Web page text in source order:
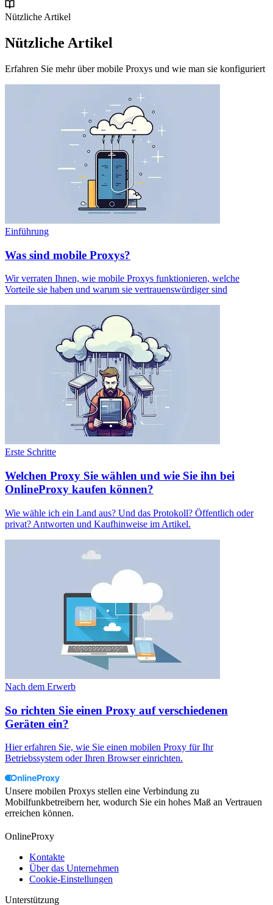
Nützliche Artikel
Nützliche Artikel
Erfahren Sie mehr über mobile Proxys und wie man sie konfiguriert
Einführung
Was sind mobile Proxys?
Wir verraten Ihnen, wie mobile Proxys funktionieren, welche
Vorteile sie haben und warum sie vertrauenswürdiger sind
Erste Schritte
Welchen Proxy Sie wählen und wie Sie ihn bei
OnlineProxy kaufen können?
Wie wähle ich ein Land aus? Und das Protokoll? Öffentlich oder
privat? Antworten und Kaufhinweise im Artikel.
Nach dem Erwerb
So richten Sie einen Proxy auf verschiedenen
Geräten ein?
Hier erfahren Sie, wie Sie einen mobilen Proxy für Ihr
Betriebssystem oder Ihren Browser einrichten.
Unsere mobilen Proxys stellen eine Verbindung zu
Mobilfunkbetreibern her, wodurch Sie ein hohes Maß an Vertrauen
erreichen können.
OnlineProxy
Kontakte
Über das Unternehmen
Cookie-Einstellungen
Unterstützung